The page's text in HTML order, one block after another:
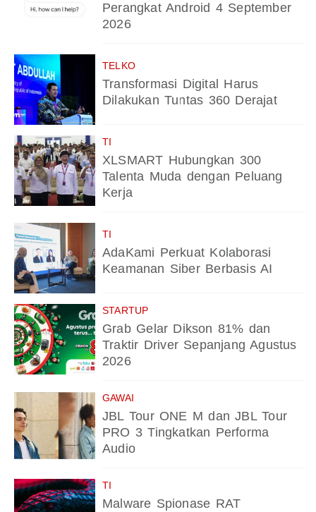
Perangkat Android 4 September
2026
TELKO
Transformasi Digital Harus
Dilakukan Tuntas 360 Derajat
TI
XLSMART Hubungkan 300
Talenta Muda dengan Peluang
Kerja
TI
AdaKami Perkuat Kolaborasi
Keamanan Siber Berbasis AI
STARTUP
Grab Gelar Dikson 81% dan
Traktir Driver Sepanjang Agustus
2026
GAWAI
JBL Tour ONE M dan JBL Tour
PRO 3 Tingkatkan Performa
Audio
TI
Malware Spionase RAT